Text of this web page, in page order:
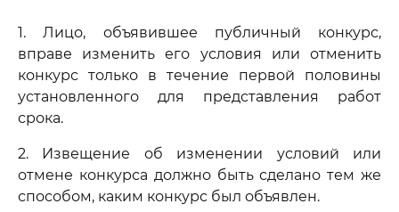
1. Лицо, объявившее публичный конкурс,
вправе изменить его условия или отменить
конкурс только в течение первой половины
установленного для представления работ
срока.
2. Извещение об изменении условий или
отмене конкурса должно быть сделано тем же
способом, каким конкурс был объявлен.